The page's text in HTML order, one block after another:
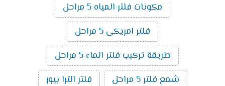
مكونات فلتر المياه 5 مراحل
فلتر امريكى 5 مراحل
طريقة تركيب فلتر الماء 5 مراحل
شمع فلتر 5 مراحل
فلتر الترا بيور